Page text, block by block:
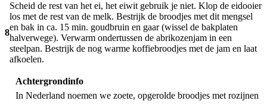
8
Scheid de rest van het ei, het eiwit gebruik je niet. Klop de eidooier
los met de rest van de melk. Bestrijk de broodjes met dit mengsel
en bak in ca. 15 min. goudbruin en gaar (wissel de bakplaten
halverwege). Verwarm ondertussen de abrikozenjam in een
steelpan. Bestrijk de nog warme koffiebroodjes met de jam en laat
afkoelen.
Achtergrondinfo
In Nederland noemen we zoete, opgerolde broodjes met rozijnen